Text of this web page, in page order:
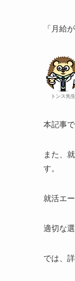
「月給
トンス先生
本記事で
また、
す。
就活エ
適切な
では、